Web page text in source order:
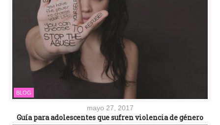
BLOG
mayo 27, 2017
Guía para adolescentes que sufren violencia de género